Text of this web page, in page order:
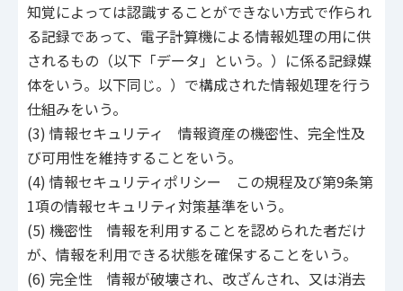
知覚によっては認識することができない方式で作られ
る記録であって、電子計算機による情報処理の用に供
されるもの（以下「データ」という。）に係る記録媒
体をいう。以下同じ。）で構成された情報処理を行う
仕組みをいう。
(3) 情報セキュリティ 情報資産の機密性、完全性及
び可用性を維持することをいう。
(4) 情報セキュリティポリシー この規程及び第9条第
1項の情報セキュリティ対策基準をいう。
(5) 機密性 情報を利用することを認められた者だけ
が、情報を利用できる状態を確保することをいう。
(6) 完全性 情報が破壊され、改ざんされ、又は消去